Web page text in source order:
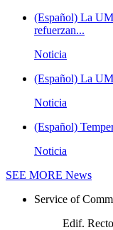
(Español) La
refuerzan...
Noticia
(Español) La
Noticia
(Español)
Noticia
SEE MORE News
Service of
Edif.